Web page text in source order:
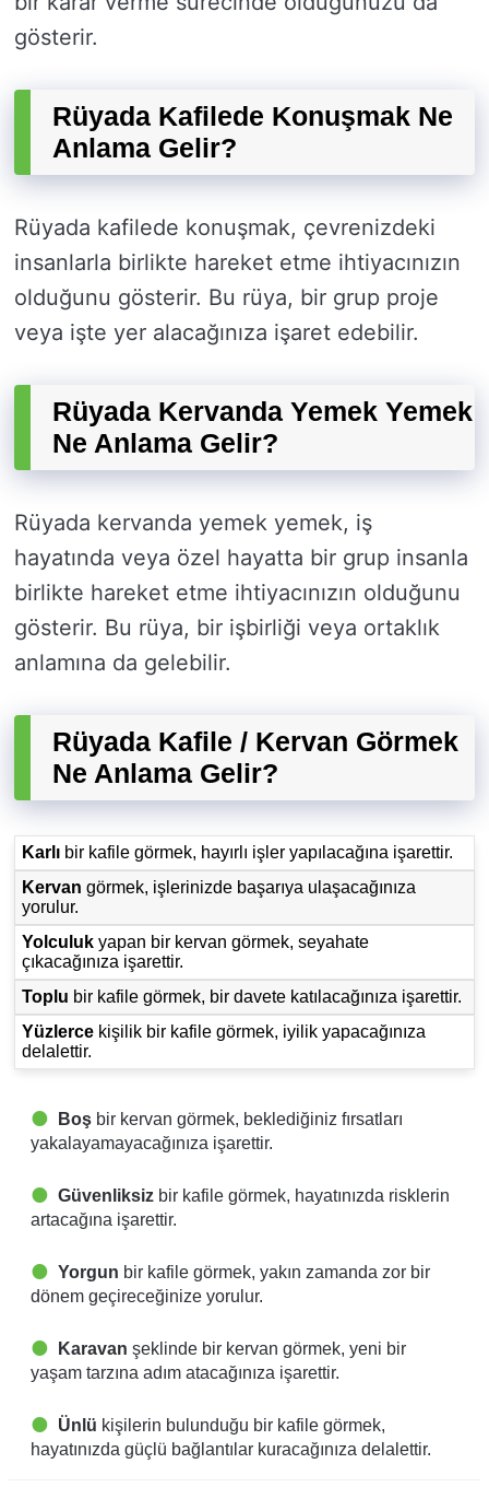
gösterir.
Rüyada Kafilede Konuşmak Ne
Anlama Gelir?
Rüyada kafilede konuşmak, çevrenizdeki
insanlarla birlikte hareket etme ihtiyacınızın
olduğunu gösterir. Bu rüya, bir grup proje
veya işte yer alacağınıza işaret edebilir.
Rüyada Kervanda Yemek Yemek
Ne Anlama Gelir?
Rüyada kervanda yemek yemek, iş
hayatında veya özel hayatta bir grup insanla
birlikte hareket etme ihtiyacınızın olduğunu
gösterir. Bu rüya, bir işbirliği veya ortaklık
anlamına da gelebilir.
Rüyada Kafile / Kervan Görmek
Ne Anlama Gelir?
Karlı bir kafile görmek, hayırlı işler yapılacağına işarettir.
Kervan görmek, işlerinizde başarıya ulaşacağınıza
yorulur.
Yolculuk yapan bir kervan görmek, seyahate
çıkacağınıza işarettir.
Toplu bir kafile görmek, bir davete katılacağınıza işarettir.
Yüzlerce kişilik bir kafile görmek, iyilik yapacağınıza
delalettir.
Boş bir kervan görmek, beklediğiniz fırsatları
yakalayamayacağınıza işarettir.
Güvenliksiz bir kafile görmek, hayatınızda risklerin
artacağına işarettir.
Yorgun bir kafile görmek, yakın zamanda zor bir
dönem geçireceğinize yorulur.
Karavan şeklinde bir kervan görmek, yeni bir
yaşam tarzına adım atacağınıza işarettir.
Ünlü kişilerin bulunduğu bir kafile görmek,
hayatınızda güçlü bağlantılar kuracağınıza delalettir.